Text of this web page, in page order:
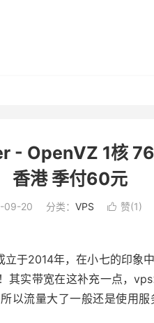
- OpenVZ 1核
香港 季付60元
09-20 分类： VPS  赞(1)
立于2014年，在小七的印象
其实带宽在这补充一点，
以流量大了一般还是使用